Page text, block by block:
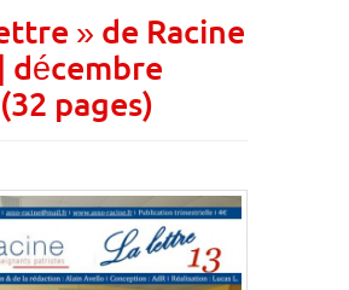
» de Racine
décembre
pages)